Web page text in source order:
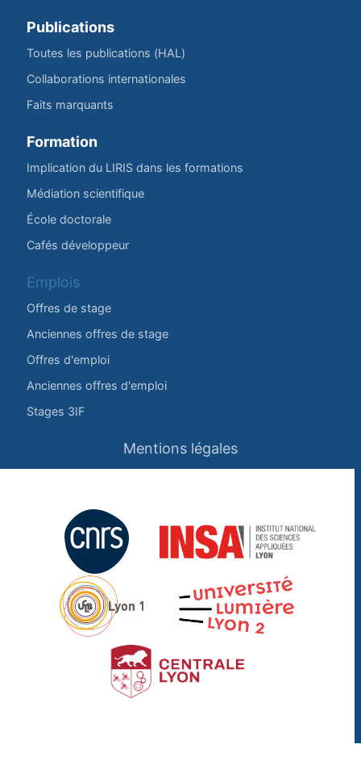
Publications
Toutes les publications (HAL)
Collaborations internationales
Faits marquants
Formation
Implication du LIRIS dans les formations
Médiation scientifique
École doctorale
Cafés développeur
Emplois
Offres de stage
Anciennes offres de stage
Offres d'emploi
Anciennes offres d'emploi
Stages 3IF
Mentions légales